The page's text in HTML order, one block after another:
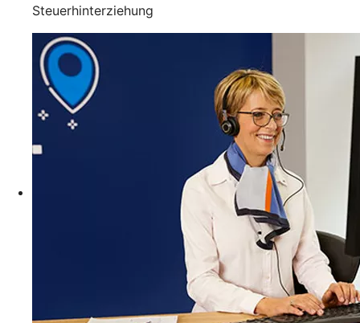
Steuerhinterziehung